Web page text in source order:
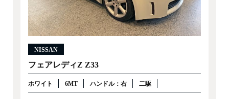
NISSAN
フェアレディZ Z33
ホワイト 6MT ハンドル：右 二駆